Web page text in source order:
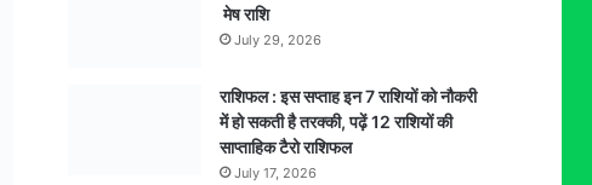
मेष राशि
July 29, 2026
राशिफल : इस सप्ताह इन 7 राशियों को नौकरी
में हो सकती है तरक्की, पढ़ें 12 राशियों की
साप्ताहिक टैरो राशिफल
July 17, 2026